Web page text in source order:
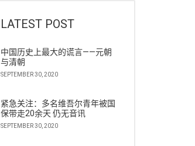
LATEST POST
中国历史上最大的谎言——元朝
与清朝
SEPTEMBER 30, 2020
紧急关注：多名维吾尔青年被国
保带走20余天 仍无音讯
SEPTEMBER 30, 2020